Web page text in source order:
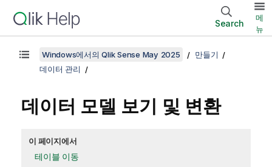
Search
메
뉴
Windows에서의 Qlik Sense May 2025
만들기
데이터 관리
데이터 모델 보기 및 변환
이 페이지에서
테이블 이동